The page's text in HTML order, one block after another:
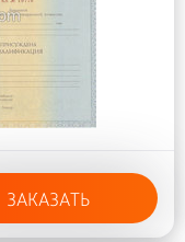
ЗАКАЗАТЬ